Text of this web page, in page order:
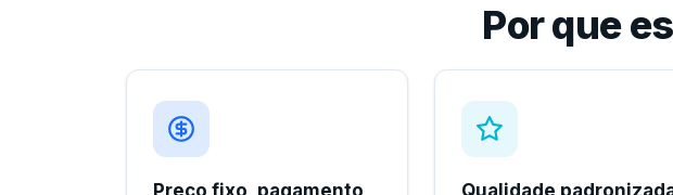
Por que
Preço fixo, pagamento
Qualidade